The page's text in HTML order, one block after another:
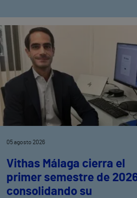
05 agosto 2026
Vithas Málaga cierra el
primer semestre de
consolidando su